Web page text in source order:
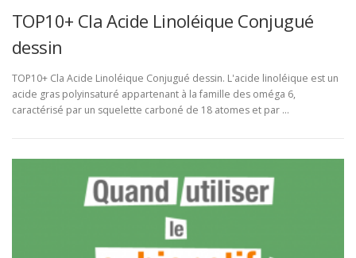
TOP10+ Cla Acide Linoléique Conjugué
dessin
TOP10+ Cla Acide Linoléique Conjugué dessin. L'acide linoléique est un
acide gras polyinsaturé appartenant à la famille des oméga 6,
caractérisé par un squelette carboné de 18 atomes et par …